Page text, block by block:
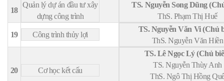
18
Quản lý dự án đầu tư xây
dựng công trình
TS. Nguyễn Song Dũng
ThS. Phạm Thị Huế
19 Công trình thủy lợi
TS. Nguyễn Văn Vi (Chủ
ThS. Nguyễn Văn Hiền
20 Cơ học kết cấu
TS. Lê Ngọc Lý (Chủ
TS. Nguyễn Thùy Anh
ThS. Ngô Thị Hồng